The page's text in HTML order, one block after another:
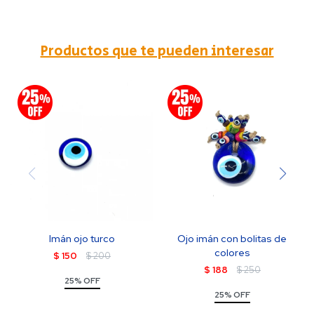
Productos que te pueden interesar
Imán ojo turco
$ 150 $200
25% OFF
Ojo imán con bolitas de
colores
$ 188 $250
25% OFF